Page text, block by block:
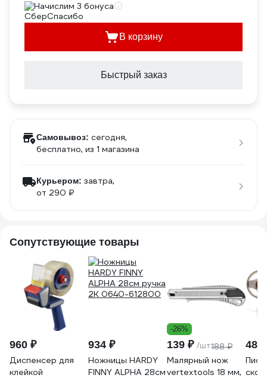
Начислим 3 бонуса
В корзину
Быстрый заказ
Самовывоз: сегодня,
бесплатно, из 1 магазина
Курьером: завтра,
от 290 ₽
Сопутствующие товары
960 ₽
Диспенсер для
клейкой
934 ₽
Ножницы HARDY
FINNY ALPHA 28см
-26%
139 ₽ /шт188 ₽
Малярный нож
vertextools 18 мм,
480